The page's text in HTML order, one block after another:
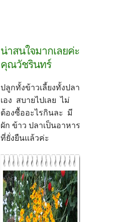
น่าสนใจมากเลยค่ะ
คุณวัชรินทร์
ปลูกทั้งข้าวเลี้ยงทั้งปลา
เอง สบายไปเลย ไม่
ต้องซื้ออะไรกินละ มี
ผัก ข้าว ปลาเป็นอาหาร
ที่ยั่งยืนแล้วค่ะ